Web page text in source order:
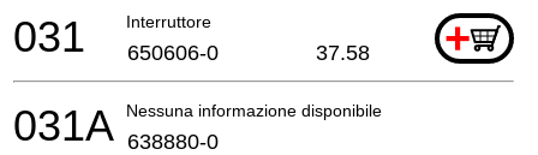
Interruttore +
031 650606-0 37.58
Nessuna informazione disponibile, non ordinabile
031A 638880-0